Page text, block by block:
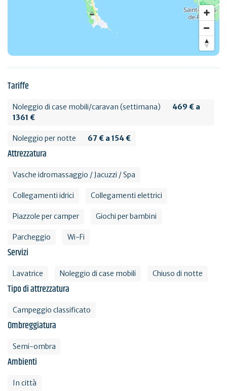
Tariffe
Noleggio di case mobili/caravan (settimana)
469 € a
1361 €
Noleggio per notte 67 € a 154 €
Attrezzatura
Vasche idromassaggio / Jacuzzi / Spa
Collegamenti idrici Collegamenti elettrici
Piazzole per camper Giochi per bambini
Parcheggio Wi-Fi
Servizi
Lavatrice Noleggio di case mobili Chiuso di notte
Tipo di attrezzatura
Campeggio classificato
Ombreggiatura
Semi-ombra
Ambienti
In città